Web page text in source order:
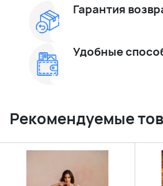
Гарантия
Удобные
Рекомендуемые